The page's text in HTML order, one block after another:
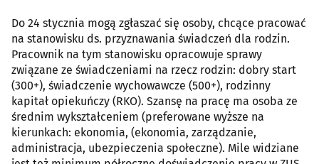
Do 24 stycznia mogą zgłaszać się osoby, chcące pracować
na stanowisku ds. przyznawania świadczeń dla rodzin.
Pracownik na tym stanowisku opracowuje sprawy
związane ze świadczeniami na rzecz rodzin: dobry start
(300+), świadczenie wychowawcze (500+), rodzinny
kapitał opiekuńczy (RKO). Szansę na pracę ma osoba ze
średnim wykształceniem (preferowane wyższe na
kierunkach: ekonomia, (ekonomia, zarządzanie,
administracja, ubezpieczenia społeczne). Mile widziane